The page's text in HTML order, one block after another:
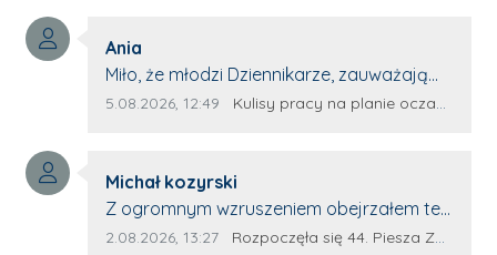
Autor komentarza:
Ania
Treść komentarza:
Miło, że młodzi Dziennikarze, zauważają
młode talenty, które dopiero wkraczają
z nim wywiad, który przeprowadzi Pan
Artur.
Data dodania komentarza:
5.08.2026, 12:49 Źródło komentarza:
Kulisy pracy na planie oczami młodego filmowca
Autor komentarza:
Michał kozyrski
Treść komentarza:
Z ogromnym wzruszeniem obejrzałem ten
materiał. ❤️ Jestem naprawdę dumny z
Data dodania komentarza:
2.08.2026, 13:27 Źródło komentarza:
Rozpoczęła się 44. Piesza Zamojsko-Lubaczowska Pielgrzymka na Jasną Górę!